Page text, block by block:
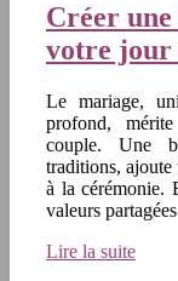
Créer
votre jour
Le mariage,
profond,
couple. Une
traditions,
à la cérémonie.
valeurs
Lire la suite